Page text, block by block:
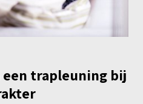
een trapleuning bij